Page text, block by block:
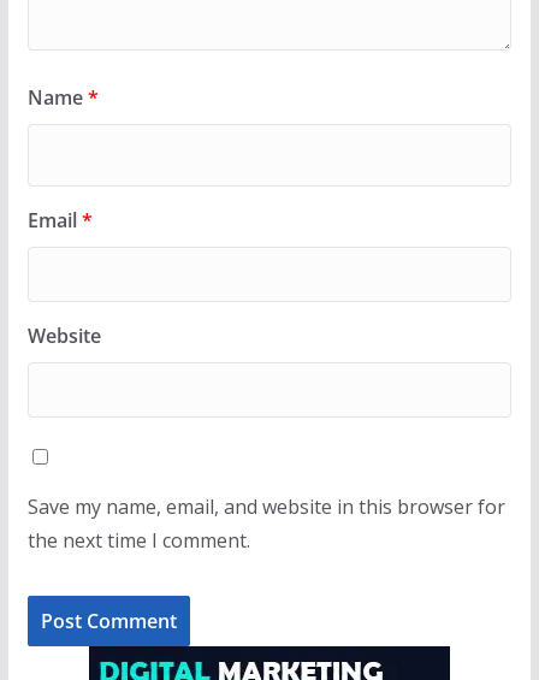
Name*
Email*
Website
Save my name, email, and website in this browser for
the next time I comment.